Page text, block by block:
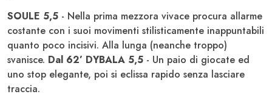
SOULE 5,5 - Nella prima mezzora vivace procura allarme
costante con i suoi movimenti stilisticamente inappuntabili
quanto poco incisivi. Alla lunga (neanche troppo)
svanisce. Dal 62’ DYBALA 5,5 - Un paio di giocate ed
uno stop elegante, poi si eclissa rapido senza lasciare
traccia.